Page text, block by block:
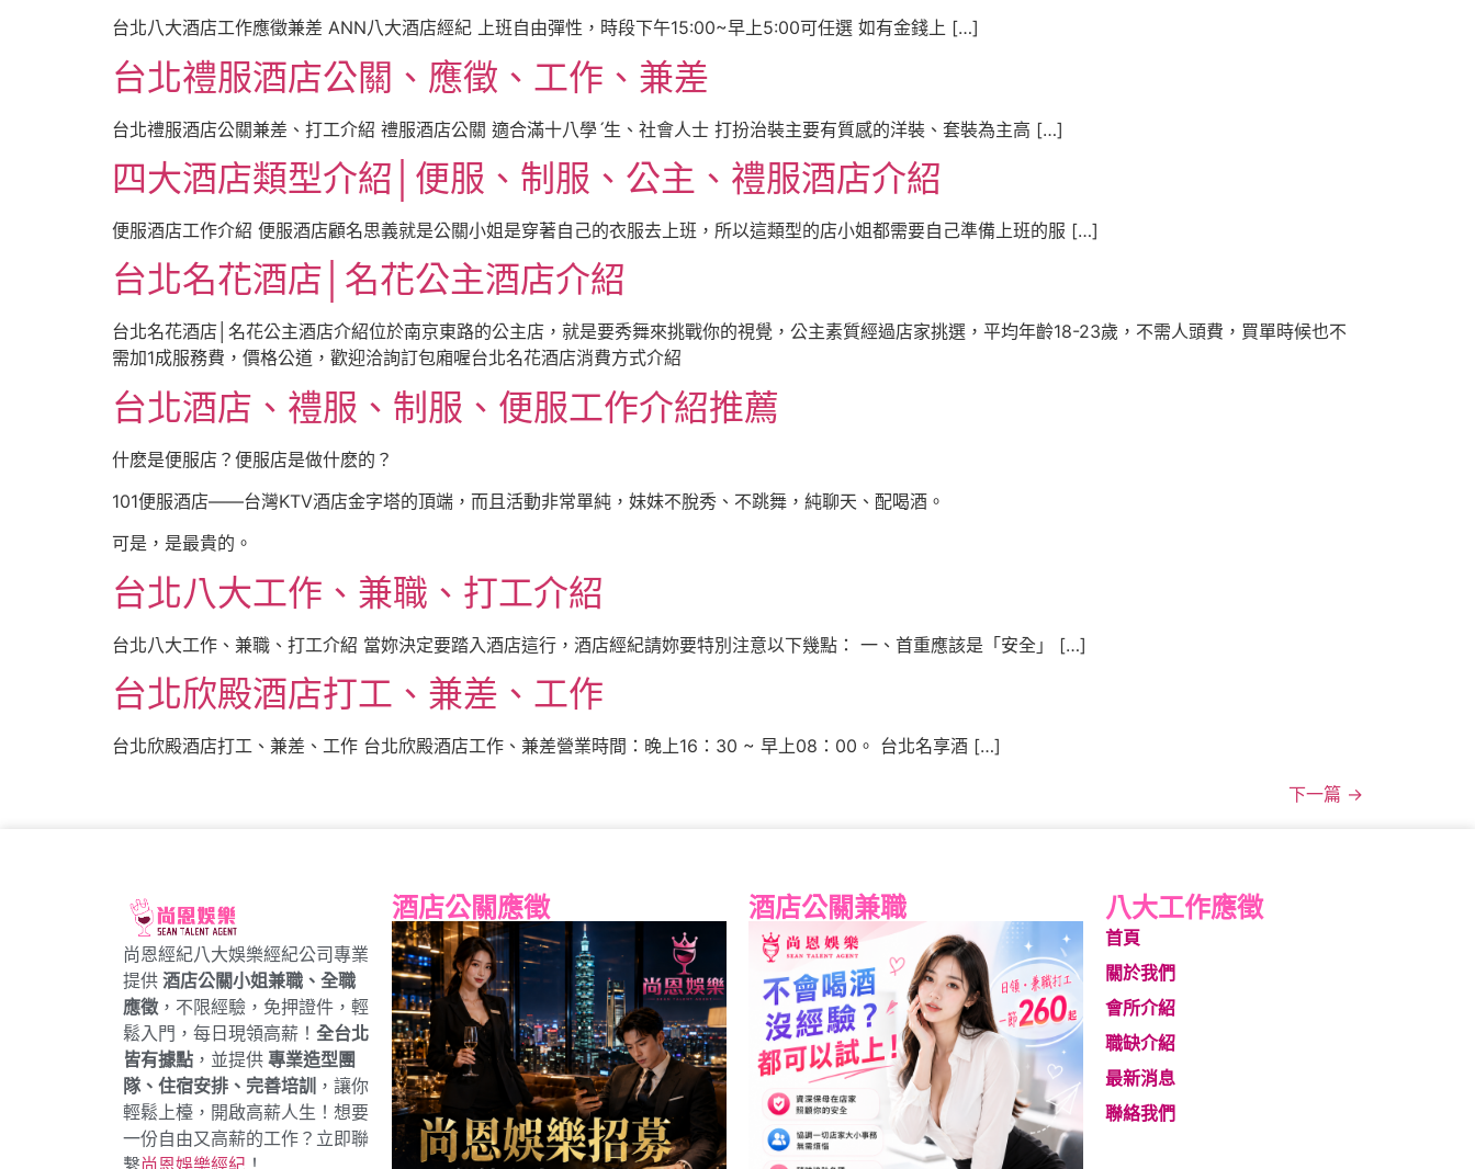
台北八大酒店工作應徵兼差 ANN八大酒店經紀 上班自由彈性，時段下午15:00~早上5:00可任選 如有金錢上 […]
台北禮服酒店公關、應徵、工作、兼差
台北禮服酒店公關兼差、打工介紹 禮服酒店公關 適合滿十八學ˊ生、社會人士 打扮治裝主要有質感的洋裝、套裝為主高 […]
四大酒店類型介紹│便服、制服、公主、禮服酒店介紹
便服酒店工作介紹 便服酒店顧名思義就是公關小姐是穿著自己的衣服去上班，所以這類型的店小姐都需要自己準備上班的服 […]
台北名花酒店│名花公主酒店介紹
台北名花酒店│名花公主酒店介紹位於南京東路的公主店，就是要秀舞來挑戰你的視覺，公主素質經過店家挑選，平均年齡18-23歲，不需人頭費，買單時候也不
需加1成服務費，價格公道，歡迎洽詢訂包廂喔台北名花酒店消費方式介紹
台北酒店、禮服、制服、便服工作介紹推薦
什麽是便服店？便服店是做什麽的？
101便服酒店——台灣KTV酒店金字塔的頂端，而且活動非常單純，妹妹不脫秀、不跳舞，純聊天、配喝酒。
可是，是最貴的。
台北八大工作、兼職、打工介紹
台北八大工作、兼職、打工介紹 當妳決定要踏入酒店這行，酒店經紀請妳要特別注意以下幾點： 一、首重應該是「安全」 […]
台北欣殿酒店打工、兼差、工作
台北欣殿酒店打工、兼差、工作 台北欣殿酒店工作、兼差營業時間：晚上16：30 ~ 早上08：00。 台北名享酒 […]
下一篇 →
尚恩經紀八大娛樂經紀公司專業
提供 酒店公關小姐兼職、全職
應徵 ，不限經驗，免押證件，輕
鬆入門，每日現領高薪！ 全台北
皆有據點 ，並提供 專業造型團
隊、住宿安排、完善培訓
，讓你
輕鬆上檯，開啟高薪人生！想要
一份自由又高薪的工作？立即聯
繫尚恩娛樂經紀 ！
酒店公關應徵 酒店公關兼職 八大工作應徵
首頁
關於我們
會所介紹
職缺介紹
最新消息
聯絡我們